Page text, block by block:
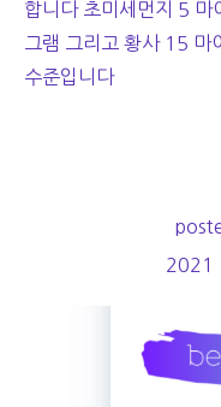
합니다 초미세먼지 5 마
그램 그리고 황사 15 마
수준입니다
2021